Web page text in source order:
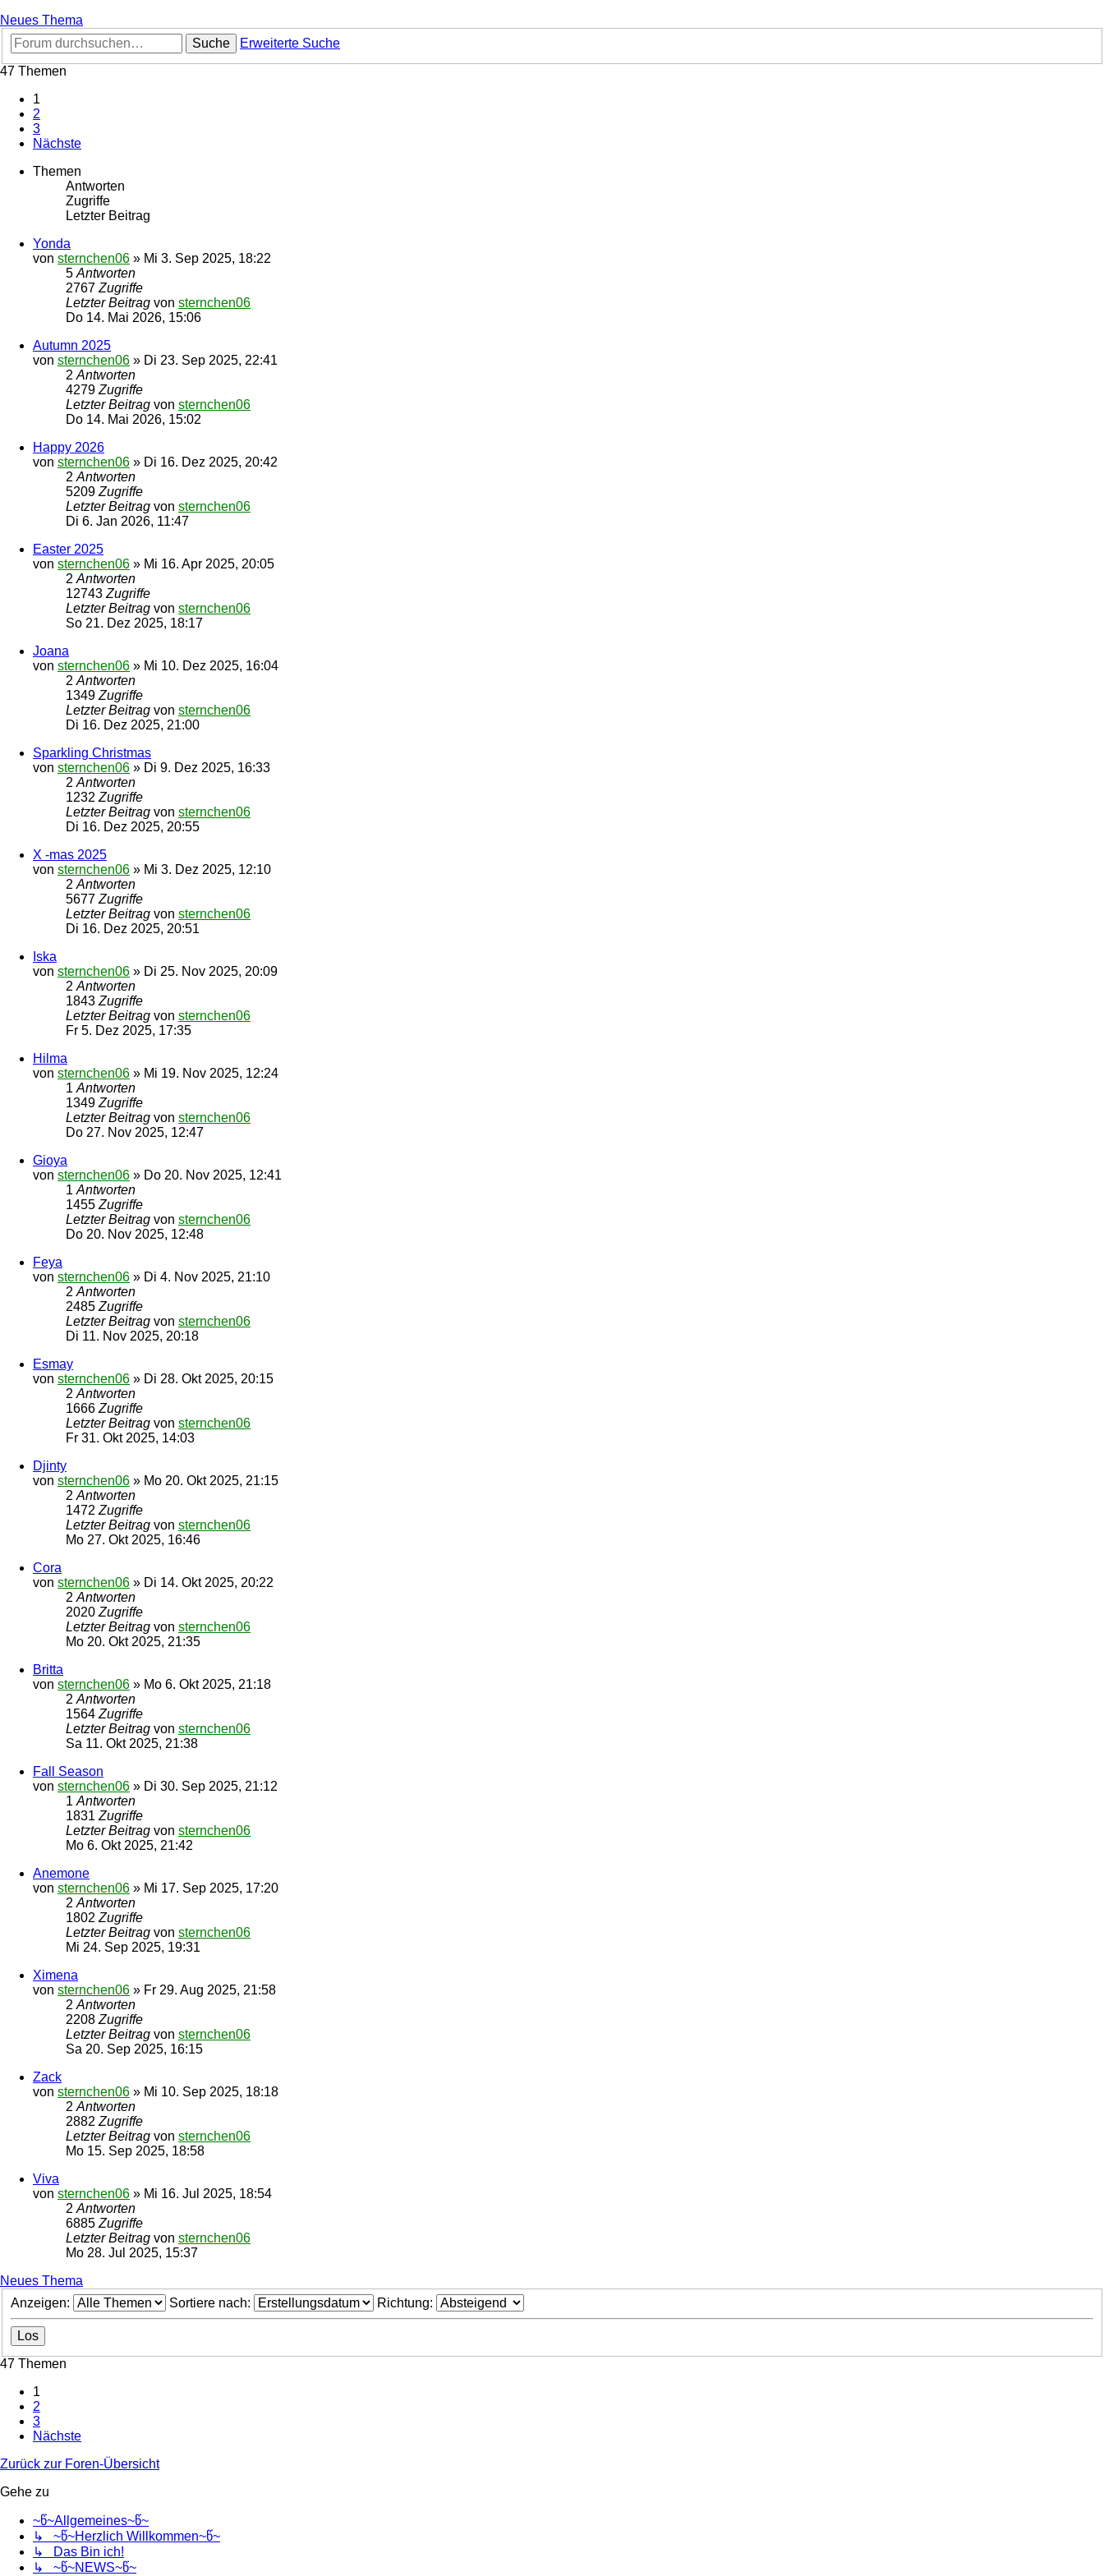
Neues Thema
Suche
Erweiterte Suche
47 Themen
1
2
3
Nächste
Themen
Antworten
Zugriffe
Letzter Beitrag
Yonda
von sternchen06 » Mi 3. Sep 2025, 18:22
5 Antworten
2767 Zugriffe
Letzter Beitrag von sternchen06
Do 14. Mai 2026, 15:06
Autumn 2025
von sternchen06 » Di 23. Sep 2025, 22:41
2 Antworten
4279 Zugriffe
Letzter Beitrag von sternchen06
Do 14. Mai 2026, 15:02
Happy 2026
von sternchen06 » Di 16. Dez 2025, 20:42
2 Antworten
5209 Zugriffe
Letzter Beitrag von sternchen06
Di 6. Jan 2026, 11:47
Easter 2025
von sternchen06 » Mi 16. Apr 2025, 20:05
2 Antworten
12743 Zugriffe
Letzter Beitrag von sternchen06
So 21. Dez 2025, 18:17
Joana
von sternchen06 » Mi 10. Dez 2025, 16:04
2 Antworten
1349 Zugriffe
Letzter Beitrag von sternchen06
Di 16. Dez 2025, 21:00
Sparkling Christmas
von sternchen06 » Di 9. Dez 2025, 16:33
2 Antworten
1232 Zugriffe
Letzter Beitrag von sternchen06
Di 16. Dez 2025, 20:55
X -mas 2025
von sternchen06 » Mi 3. Dez 2025, 12:10
2 Antworten
5677 Zugriffe
Letzter Beitrag von sternchen06
Di 16. Dez 2025, 20:51
Iska
von sternchen06 » Di 25. Nov 2025, 20:09
2 Antworten
1843 Zugriffe
Letzter Beitrag von sternchen06
Fr 5. Dez 2025, 17:35
Hilma
von sternchen06 » Mi 19. Nov 2025, 12:24
1 Antworten
1349 Zugriffe
Letzter Beitrag von sternchen06
Do 27. Nov 2025, 12:47
Gioya
von sternchen06 » Do 20. Nov 2025, 12:41
1 Antworten
1455 Zugriffe
Letzter Beitrag von sternchen06
Do 20. Nov 2025, 12:48
Feya
von sternchen06 » Di 4. Nov 2025, 21:10
2 Antworten
2485 Zugriffe
Letzter Beitrag von sternchen06
Di 11. Nov 2025, 20:18
Esmay
von sternchen06 » Di 28. Okt 2025, 20:15
2 Antworten
1666 Zugriffe
Letzter Beitrag von sternchen06
Fr 31. Okt 2025, 14:03
Djinty
von sternchen06 » Mo 20. Okt 2025, 21:15
2 Antworten
1472 Zugriffe
Letzter Beitrag von sternchen06
Mo 27. Okt 2025, 16:46
Cora
von sternchen06 » Di 14. Okt 2025, 20:22
2 Antworten
2020 Zugriffe
Letzter Beitrag von sternchen06
Mo 20. Okt 2025, 21:35
Britta
von sternchen06 » Mo 6. Okt 2025, 21:18
2 Antworten
1564 Zugriffe
Letzter Beitrag von sternchen06
Sa 11. Okt 2025, 21:38
Fall Season
von sternchen06 » Di 30. Sep 2025, 21:12
1 Antworten
1831 Zugriffe
Letzter Beitrag von sternchen06
Mo 6. Okt 2025, 21:42
Anemone
von sternchen06 » Mi 17. Sep 2025, 17:20
2 Antworten
1802 Zugriffe
Letzter Beitrag von sternchen06
Mi 24. Sep 2025, 19:31
Ximena
von sternchen06 » Fr 29. Aug 2025, 21:58
2 Antworten
2208 Zugriffe
Letzter Beitrag von sternchen06
Sa 20. Sep 2025, 16:15
Zack
von sternchen06 » Mi 10. Sep 2025, 18:18
2 Antworten
2882 Zugriffe
Letzter Beitrag von sternchen06
Mo 15. Sep 2025, 18:58
Viva
von sternchen06 » Mi 16. Jul 2025, 18:54
2 Antworten
6885 Zugriffe
Letzter Beitrag von sternchen06
Mo 28. Jul 2025, 15:37
Neues Thema
Anzeigen:
Sortiere nach: Richtung:
47 Themen
1
2
3
Nächste
Zurück zur Foren-Übersicht
Gehe zu
~წ~Allgemeines~წ~
↳ ~წ~Herzlich Willkommen~წ~
↳ Das Bin ich!
↳ ~წ~NEWS~წ~